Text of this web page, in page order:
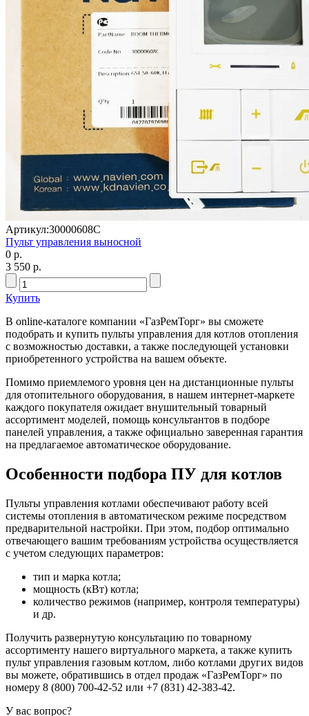
Артикул:30000608C
Пульт управления выносной
0 р.
3 550 р.
Купить
В online-каталоге компании «ГазРемТорг» вы сможете
подобрать и купить пульты управления для котлов отопления
с возможностью доставки, а также последующей установки
приобретенного устройства на вашем объекте.
Помимо приемлемого уровня цен на дистанционные пульты
для отопительного оборудования, в нашем интернет-маркете
каждого покупателя ожидает внушительный товарный
ассортимент моделей, помощь консультантов в подборе
панелей управления, а также официально заверенная гарантия
на предлагаемое автоматическое оборудование.
Особенности подбора ПУ для котлов
Пульты управления котлами обеспечивают работу всей
системы отопления в автоматическом режиме посредством
предварительной настройки. При этом, подбор оптимально
отвечающего вашим требованиям устройства осуществляется
с учетом следующих параметров:
тип и марка котла;
мощность (кВт) котла;
количество режимов (например, контроля температуры)
и др.
Получить развернутую консультацию по товарному
ассортименту нашего виртуального маркета, а также купить
пульт управления газовым котлом, либо котлами других видов
вы можете, обратившись в отдел продаж «ГазРемТорг» по
номеру 8 (800) 700-42-52 или +7 (831) 42-383-42.
У вас вопрос?